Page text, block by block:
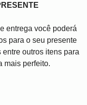
entrega você poder
para o seu presente
outros itens para
mais perfeito.